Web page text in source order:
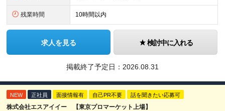
残業時間 10時間以内
求人を見る 検討中に入れる
掲載終了予定日： 2026.08.31
NEW 正社員 面接情報有 自己PR不要 話を聞きたい応募可
株式会社エスアイイー 【東京プロマーケット上場】